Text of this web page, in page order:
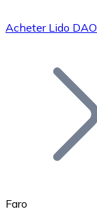
Bitcoin
Acheter Lido DAO
Faro